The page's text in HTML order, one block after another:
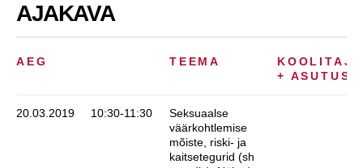
AJAKAVA
AEG TEEMA
KOOLITAJA
+ ASUTUS
20.03.2019 10:30-11:30
Seksuaalse
väärkohtlemise
mõiste, riski- ja
kaitsetegurid (sh